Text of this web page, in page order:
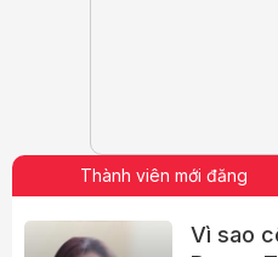
Thành viên mới đăng
Vì sao